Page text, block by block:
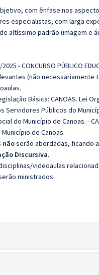
com ênfase nos
especialistas, com larga
altíssimo padrão (imagem e
- CONCURSO PÚBLICO
(não
Básica: CANOAS. Lei
Servidores Públicos do
do Município de Canoas. -
de Canoas.
nãoserão abordadas, ficando
Discursiva.
videoaulas
ministrados.